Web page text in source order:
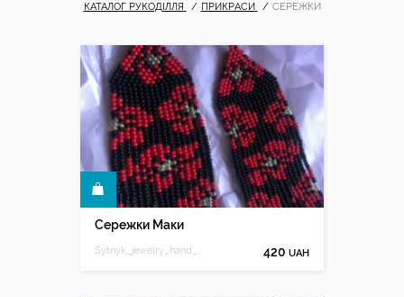
КАТАЛОГ РУКОДІЛЛЯ ПРИКРАСИ СЕРЕЖКИ
Сережки Маки
Sytnyk_jewelry_hand_made 420 UAH